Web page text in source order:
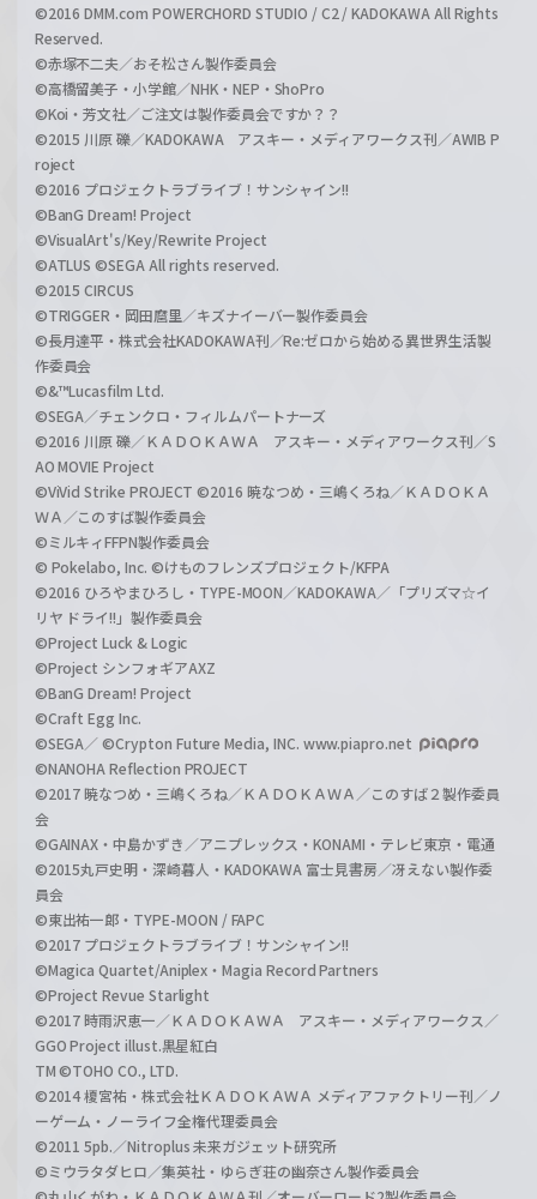
©2016 DMM.com POWERCHORD STUDIO / C2 / KADOKAWA All Rights
Reserved.
©赤塚不二夫／おそ松さん製作委員会
©高橋留美子・小学館／NHK・NEP・ShoPro
©Koi・芳文社／ご注文は製作委員会ですか？？
©2015 川原 礫／KADOKAWA アスキー・メディアワークス刊／AWIB P
roject
©2016 プロジェクトラブライブ！サンシャイン!!
©BanG Dream! Project
©VisualArt's/Key/Rewrite Project
©ATLUS ©SEGA All rights reserved.
©2015 CIRCUS
©TRIGGER・岡田麿里／キズナイーバー製作委員会
©長月達平・株式会社KADOKAWA刊／Re:ゼロから始める異世界生活製
作委員会
©&™Lucasfilm Ltd.
©SEGA／チェンクロ・フィルムパートナーズ
©2016 川原 礫／ＫＡＤＯＫＡＷＡ アスキー・メディアワークス刊／S
AO MOVIE Project
©ViVid Strike PROJECT ©2016 暁なつめ・三嶋くろね／ＫＡＤＯＫＡ
ＷＡ／このすば製作委員会
©ミルキィFFPN製作委員会
© Pokelabo, Inc. ©けものフレンズプロジェクト/KFPA
©2016 ひろやまひろし・TYPE-MOON／KADOKAWA／「プリズマ☆イ
リヤ ドライ!!」製作委員会
©Project Luck & Logic
©Project シンフォギアAXZ
©BanG Dream! Project
©Craft Egg Inc.
©SEGA／ ©Crypton Future Media, INC. www.piapro.net
©NANOHA Reflection PROJECT
©2017 暁なつめ・三嶋くろね／ＫＡＤＯＫＡＷＡ／このすば２製作委員
会
©GAINAX・中島かずき／アニプレックス・KONAMI・テレビ東京・電通
©2015丸戸史明・深崎暮人・KADOKAWA 富士見書房／冴えない製作委
員会
©東出祐一郎・TYPE-MOON / FAPC
©2017 プロジェクトラブライブ！サンシャイン!!
©Magica Quartet/Aniplex・Magia Record Partners
©Project Revue Starlight
©2017 時雨沢恵一／ＫＡＤＯＫＡＷＡ アスキー・メディアワークス／
GGO Project illust.黒星紅白
TM ©TOHO CO., LTD.
©2014 榎宮祐・株式会社ＫＡＤＯＫＡＷＡ メディアファクトリー刊／ノ
ーゲーム・ノーライフ全権代理委員会
©2011 5pb.／Nitroplus 未来ガジェット研究所
©ミウラタダヒロ／集英社・ゆらぎ荘の幽奈さん製作委員会